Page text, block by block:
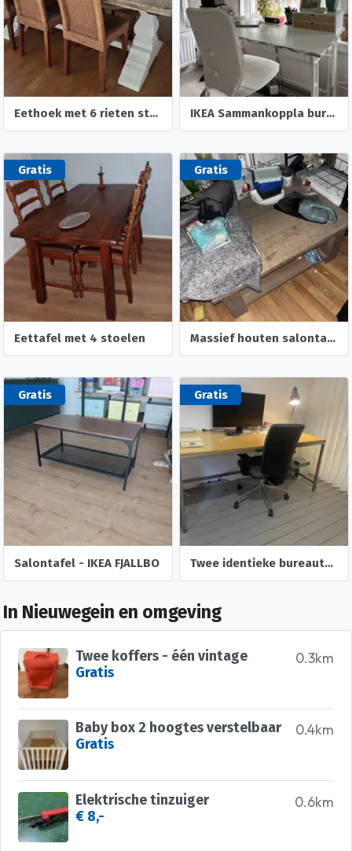
Eethoek met 6 rieten stoelen IKEA Sammankoppla bureau + stoel en lamp
Gratis
Eettafel met 4 stoelen
Gratis
Massief houten salontafel
Gratis
Salontafel - IKEA FJALLBO
Gratis
Twee identieke bureautafels hout/metaal
In Nieuwegein en omgeving
0.3km
Twee koffers - één vintage
Gratis
0.4km
Baby box 2 hoogtes verstelbaar
Gratis
0.6km
Elektrische tinzuiger
€ 8,-